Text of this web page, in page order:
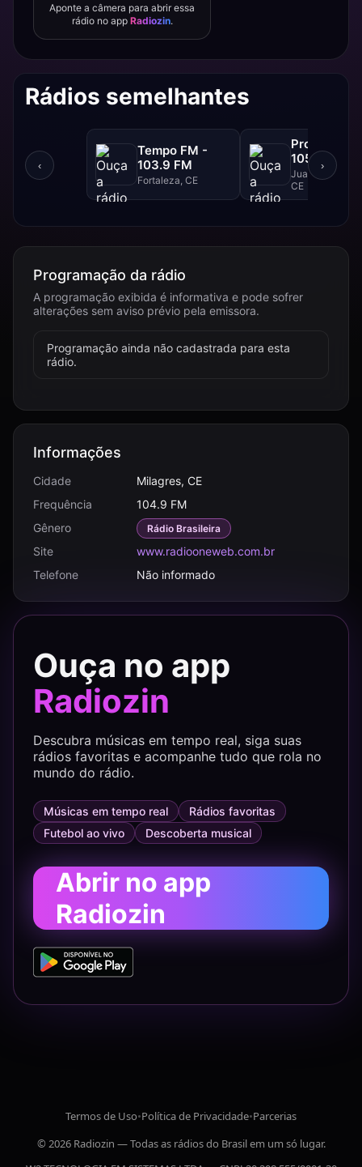
Aponte a câmera para abrir essa
rádio no app Radiozin.
Rádios semelhantes
‹
Tempo FM -
103.9 FM
Fortaleza, CE
Progresso
105.1 FM
Juazeiro Do
CE
›
Programação da rádio
A programação exibida é informativa e pode sofrer
alterações sem aviso prévio pela emissora.
Programação ainda não cadastrada para esta
rádio.
Informações
Cidade
Milagres, CE
Frequência
104.9 FM
Gênero
Rádio Brasileira
Site
www.radiooneweb.com.br
Telefone
Não informado
Ouça no app
Radiozin
Descubra músicas em tempo real, siga suas
rádios favoritas e acompanhe tudo que rola no
mundo do rádio.
Músicas em tempo real
Rádios favoritas
Futebol ao vivo
Descoberta musical
Abrir no app
Radiozin
Termos de Uso•Política de Privacidade•Parcerias
© 2026 Radiozin — Todas as rádios do Brasil em um só lugar.